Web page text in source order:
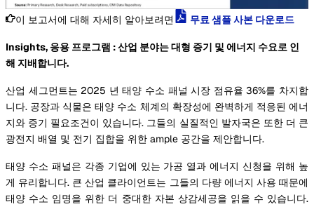
이 보고서에 대해 자세히 알아보려면 무료 샘플 사본 다운로드
Insights, 응용 프로그램 : 산업 분야는 대형 증기 및 에너지 수요로 인
해 지배합니다.
산업 세그먼트는 2025 년 태양 수소 패널 시장 점유율 36%를 차지합
니다. 공장과 식물은 태양 수소 체계의 확장성에 완벽하게 적응된 에너
지와 증기 필요조건이 있습니다. 그들의 실질적인 발자국은 또한 더 큰
광전지 배열 및 전기 집합을 위한 ample 공간을 제안합니다.
태양 수소 패널은 각종 기업에 있는 가공 열과 에너지 신청을 위해 높
게 유리합니다. 큰 산업 클라이언트는 그들의 다량 에너지 사용 때문에
태양 수소 임명을 위한 더 중대한 자본 상감세공을 읽을 수 있습니다.